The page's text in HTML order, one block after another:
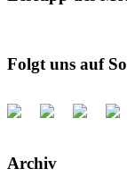
Folgt uns auf
Archiv